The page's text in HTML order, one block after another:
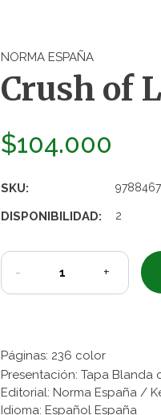
NORMA ESPAÑA
Crush of
$104.000
SKU:
DISPONIBILIDAD: 2
- +
Páginas: 236 color
Presentación: Tapa
Editorial: Norma España /
Idioma: Español España